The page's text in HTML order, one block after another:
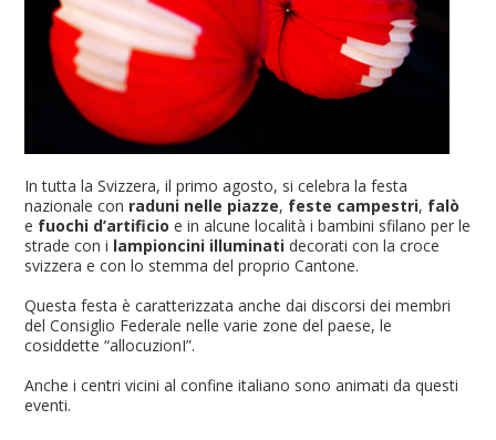
In tutta la Svizzera, il primo agosto, si celebra la festa
nazionale con raduni nelle piazze, feste campestri, falò
e fuochi d’artificio e in alcune località i bambini sfilano per le
strade con i lampioncini illuminati decorati con la croce
svizzera e con lo stemma del proprio Cantone.
Questa festa è caratterizzata anche dai discorsi dei membri
del Consiglio Federale nelle varie zone del paese, le
cosiddette “allocuzionI”.
Anche i centri vicini al confine italiano sono animati da questi
eventi.